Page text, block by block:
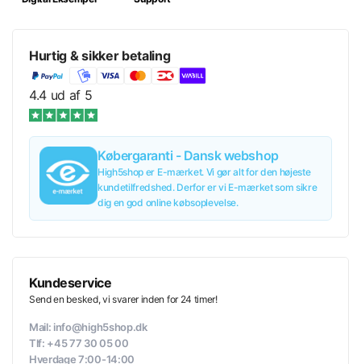
XL
XXL
3XL
Læg i kurv 659,00 krinkl. moms 659,00 kr/stk.
Tilføj til tilbud 659,00 krinkl. moms 659,00 kr/stk.
Hurtig & sikker betaling
4.4 ud af 5
Købergaranti - Dansk webshop
High5shop er E-mærket. Vi gør alt for den højeste
kundetilfredshed. Derfor er vi E-mærket som sikre
dig en god online købsoplevelse.
Kundeservice
Send en besked, vi svarer inden for 24 timer!
Mail: info@high5shop.dk
Tlf: +45 77 30 05 00
Hverdage 7:00-14:00